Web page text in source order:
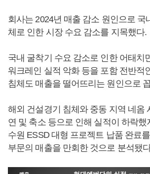
회사는 2024년 매출 감소 원인으로 국
체로 인한 시장 수요 감소를 지목했다.
국내 굴착기 수요 감소로 인한 어태치
워크레인 실적 악화 등을 포함 전반적
침체도 매출을 떨어뜨리는 원인으로
해외 건설경기 침체와 중동 지역 네옴
연 및 축소 등으로 인해 실적이 하락했
수원 ESSD 대형 프로젝트 납품 완료
부문의 매출을 만회한 것으로 분석됐